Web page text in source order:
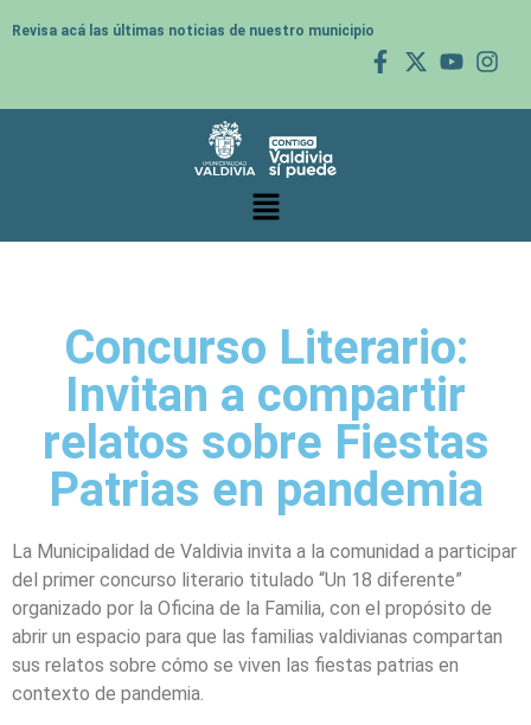
Revisa acá las últimas noticias de nuestro municipio
Concurso Literario:
Invitan a compartir
relatos sobre Fiestas
Patrias en pandemia
La Municipalidad de Valdivia invita a la comunidad a participar
del primer concurso literario titulado “Un 18 diferente”
organizado por la Oficina de la Familia, con el propósito de
abrir un espacio para que las familias valdivianas compartan
sus relatos sobre cómo se viven las fiestas patrias en
contexto de pandemia.